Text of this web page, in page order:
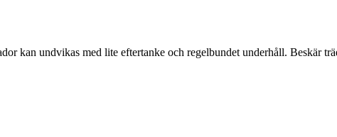
kan undvikas med lite eftertanke och regelbundet underhåll. Beskär